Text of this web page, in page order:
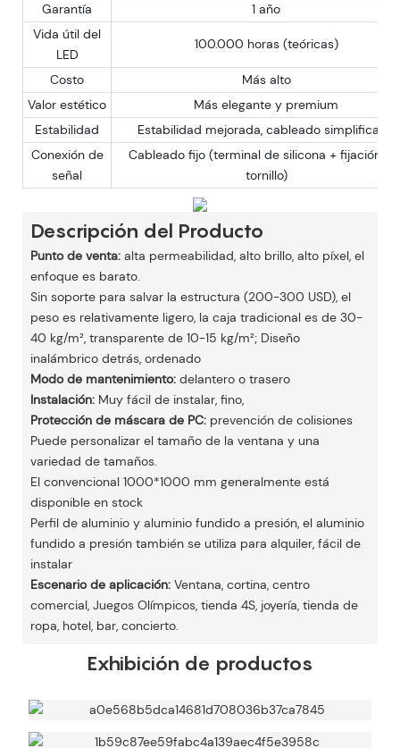
Garantía
1 año
Vida útil del
LED
100.000 horas (teóricas)
Costo
Más alto
Valor estético
Más elegante y premium
Estabilidad
Estabilidad mejorada, cableado simplificado
Conexión de
señal
Cableado fijo (terminal de silicona + fijación
tornillo)
Descripción del Producto
Punto de venta:alta permeabilidad, alto brillo, alto píxel, el
enfoque es barato.
Sin soporte para salvar la estructura (200-300 USD), el
peso es relativamente ligero, la caja tradicional es de 30-
40 kg/m², transparente de 10-15 kg/m²; Diseño
inalámbrico detrás, ordenado
Modo de mantenimiento:delantero o trasero
Instalación:Muy fácil de instalar, fino,
Protección de máscara de PC:prevención de colisiones
Puede personalizar el tamaño de la ventana y una
variedad de tamaños.
El convencional 1000*1000 mm generalmente está
disponible en stock
Perfil de aluminio y aluminio fundido a presión, el aluminio
fundido a presión también se utiliza para alquiler, fácil de
instalar
Escenario de aplicación:Ventana, cortina, centro
comercial, Juegos Olímpicos, tienda 4S, joyería, tienda de
ropa, hotel, bar, concierto.
Exhibición de productos